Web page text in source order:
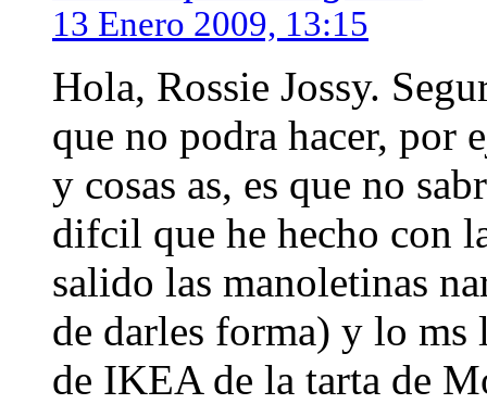
13 Enero 2009, 13:15
Hola, Rossie Jossy.
que no podra hacer, por
y cosas as, es que no
difcil que he hecho con
salido las manoletinas
de darles forma) y lo ms
de IKEA de la tarta de